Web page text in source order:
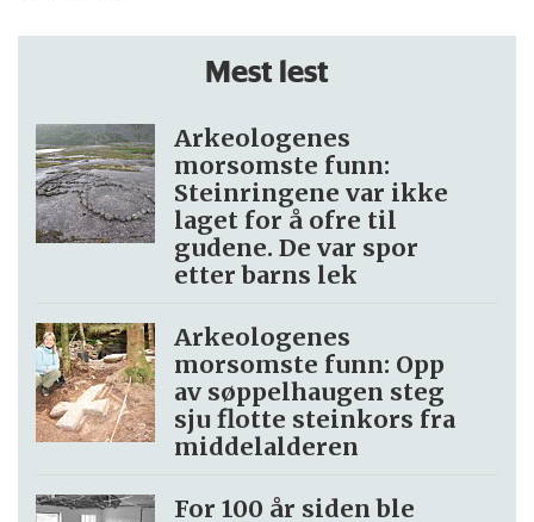
Mest lest
Arkeologenes
morsomste funn:
Steinringene var ikke
laget for å ofre til
gudene. De var spor
etter barns lek
Arkeologenes
morsomste funn: Opp
av søppel­haugen steg
sju flotte steinkors fra
middelalderen
For 100 år siden ble